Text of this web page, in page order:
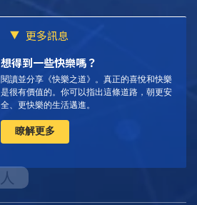
更多訊息
想得到一些快樂嗎？
閱讀並分享《快樂之道》。 真正的喜悅和快樂
是很有價值的。你可以指出這條道路，朝更安
全、更快樂的生活邁進。
瞭解更多